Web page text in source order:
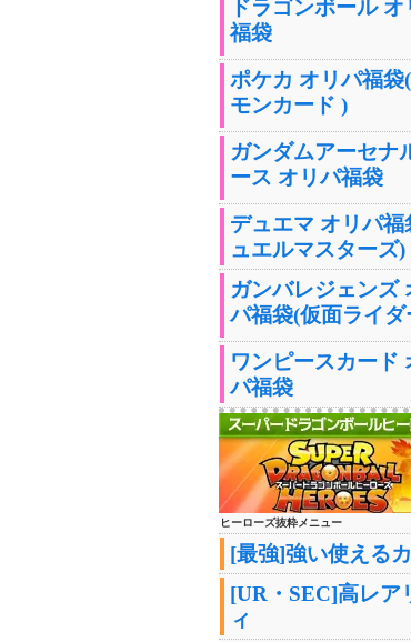
ドラゴンボール オ
福袋
ポケカ オリパ福袋
モンカード )
ガンダムアーセナ
ース オリパ福袋
デュエマ オリパ福
ュエルマスターズ)
ガンバレジェンズ
パ福袋(仮面ライダ
ワンピースカード
パ福袋
ヒーローズ抜粋メニュー
[最強]強い使える
[UR・SEC]高レア
ィ